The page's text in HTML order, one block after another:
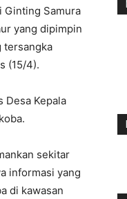
Ginting Samura
yang dipimpin
tersangka
(15/4).
Desa Kepala
sekitar
informasi yang
di kawasan